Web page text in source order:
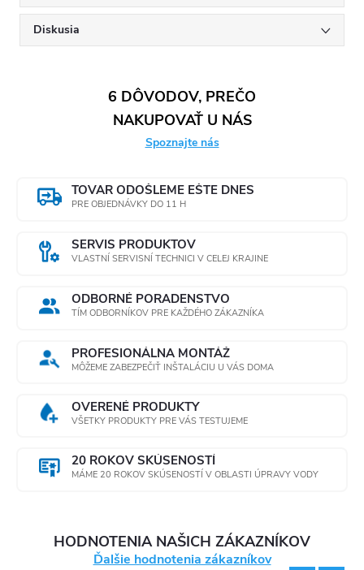
Diskusia
6 DÔVODOV, PREČO
NAKUPOVAŤ U NÁS
Spoznajte nás
TOVAR ODOŠLEME EŠTE DNES
PRE OBJEDNÁVKY DO 11 H
SERVIS PRODUKTOV
VLASTNÍ SERVISNÍ TECHNICI V CELEJ KRAJINE
ODBORNÉ PORADENSTVO
TÍM ODBORNÍKOV PRE KAŽDÉHO ZÁKAZNÍKA
PROFESIONÁLNA MONTÁŽ
MÔŽEME ZABEZPEČIŤ INŠTALÁCIU U VÁS DOMA
OVERENÉ PRODUKTY
VŠETKY PRODUKTY PRE VÁS TESTUJEME
20 ROKOV SKÚSENOSTÍ
MÁME 20 ROKOV SKÚSENOSTÍ V OBLASTI ÚPRAVY VODY
HODNOTENIA NAŠICH ZÁKAZNÍKOV
Ďalšie hodnotenia zákazníkov